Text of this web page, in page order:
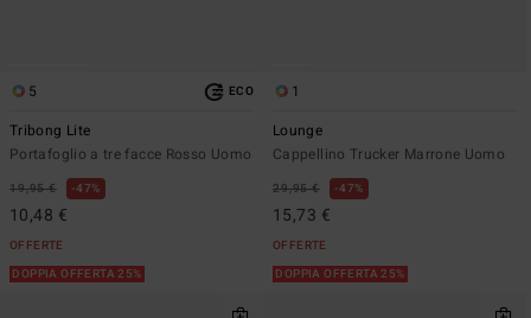
5 ECO
Tribong Lite
Portafoglio a tre facce Rosso Uomo
19,95 € 47%
10,48 €
OFFERTE
DOPPIA OFFERTA 25%
1
Lounge
Cappellino Trucker Marrone Uomo
29,95 € 47%
15,73 €
OFFERTE
DOPPIA OFFERTA 25%